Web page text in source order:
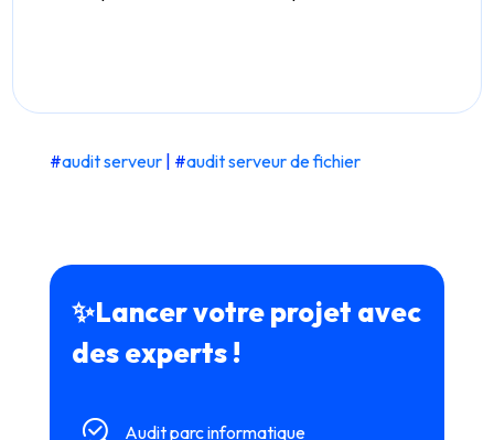
#audit serveur| #audit serveur de fichier
✨Lancer votre projet avec
des experts !
Audit parc informatique